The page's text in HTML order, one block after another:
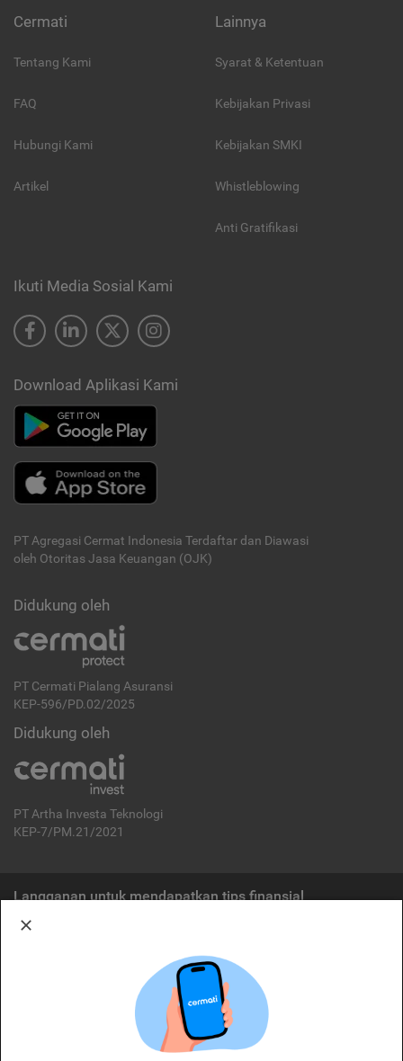
Cermati
Tentang Kami
FAQ
Hubungi Kami
Artikel
Lainnya
Syarat & Ketentuan
Kebijakan Privasi
Kebijakan SMKI
Whistleblowing
Anti Gratifikasi
Ikuti Media Sosial Kami
Download Aplikasi Kami
PT Agregasi Cermat Indonesia Terdaftar dan Diawasi
oleh Otoritas Jasa Keuangan (OJK)
Didukung oleh
PT Cermati Pialang Asuransi
KEP-596/PD.02/2025
Didukung oleh
PT Artha Investa Teknologi
KEP-7/PM.21/2021
Langganan untuk mendapatkan tips finansial
Cermati merupakan penyelenggara agregasi jasa keuangan yang terdaftar di
OJK. Oleh karena itu, produk dan/atau layanan jasa keuangan yang
ditawarkan bukan merupakan produk dan/atau layanan jasa keuangan yang
diterbitkan oleh Cermati dan Cermati tidak bertanggung jawab atas tuntutan